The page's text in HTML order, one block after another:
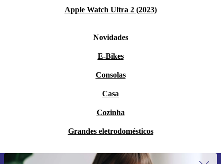
Apple Watch Ultra 2 (2023)
Novidades
E-Bikes
Consolas
Casa
Cozinha
Grandes eletrodomésticos